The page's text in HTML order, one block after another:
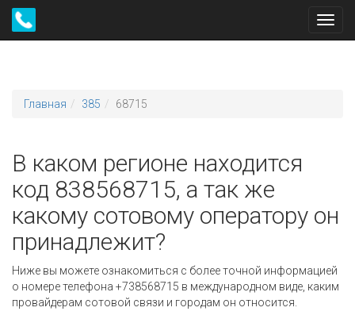
Главная 385 68715
В каком регионе находится
код 838568715, а так же
какому сотовому оператору он
принадлежит?
Ниже вы можете ознакомиться с более точной информацией
о номере телефона +738568715 в международном виде, каким
провайдерам сотовой связи и городам он относится.